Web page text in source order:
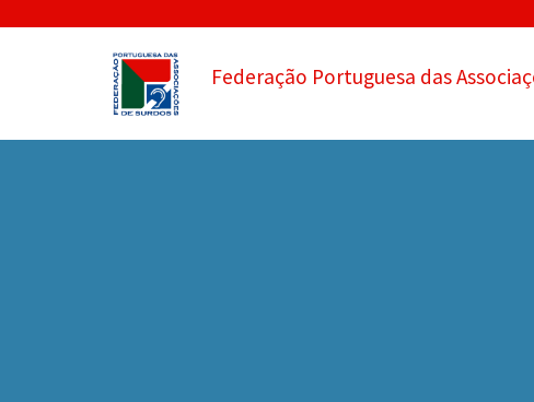
Federação Portuguesa das